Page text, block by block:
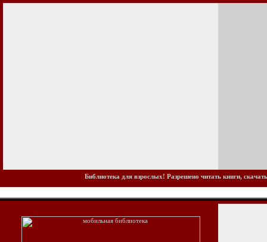
Библиотека для взрослых! Разрешено читать книги,